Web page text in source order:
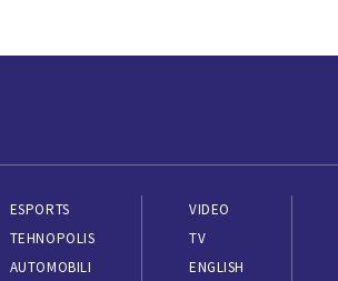
ESPORTS
TEHNOPOLIS
AUTOMOBILI
VIDEO
TV
ENGLISH